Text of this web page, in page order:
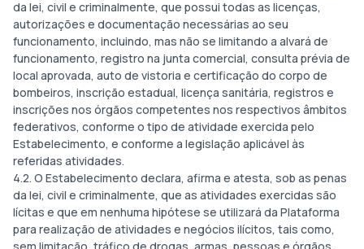
da lei, civil e criminalmente, que possui todas as licenças,
autorizações e documentação necessárias ao seu
funcionamento, incluindo, mas não se limitando a alvará de
funcionamento, registro na junta comercial, consulta prévia de
local aprovada, auto de vistoria e certificação do corpo de
bombeiros, inscrição estadual, licença sanitária, registros e
inscrições nos órgãos competentes nos respectivos âmbitos
federativos, conforme o tipo de atividade exercida pelo
Estabelecimento, e conforme a legislação aplicável às
referidas atividades.
4.2. O Estabelecimento declara, afirma e atesta, sob as penas
da lei, civil e criminalmente, que as atividades exercidas são
lícitas e que em nenhuma hipótese se utilizará da Plataforma
para realização de atividades e negócios ilícitos, tais como,